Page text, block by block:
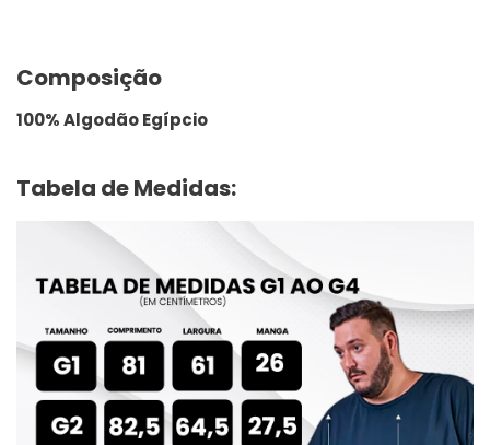
Composição
100% Algodão Egípcio
Tabela de Medidas: